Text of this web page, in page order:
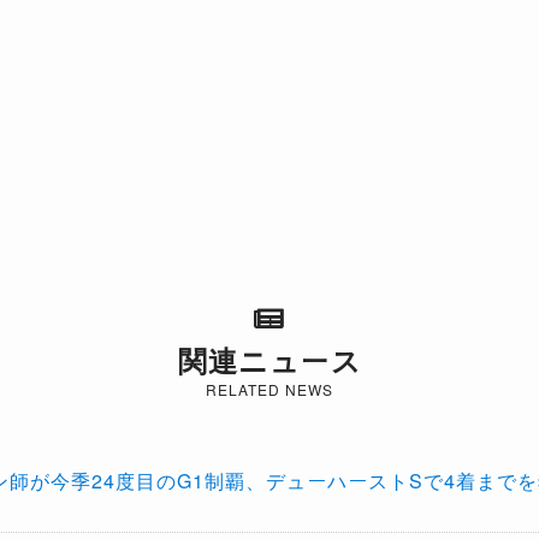
関連ニュース
RELATED NEWS
師が今季24度目のG1制覇、デューハーストSで4着まで